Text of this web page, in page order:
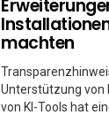
machten
Unterstützung von
von KI-Tools hat